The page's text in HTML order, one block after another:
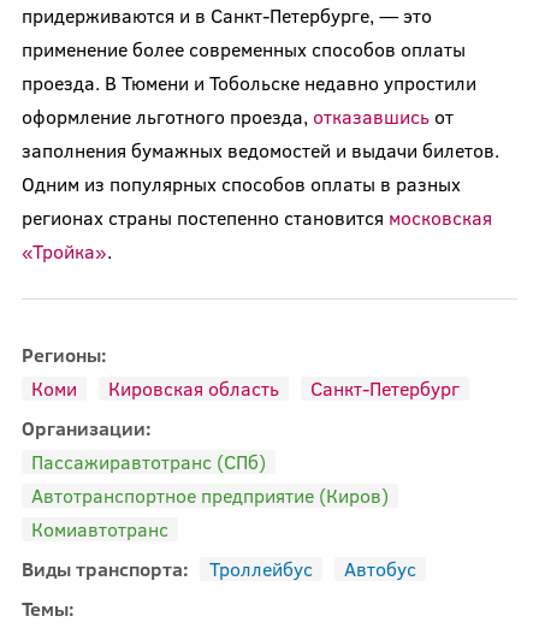
придерживаются и в Санкт-Петербурге, — это
применение более современных способов оплаты
проезда. В Тюмени и Тобольске недавно упростили
оформление льготного проезда, отказавшисьот
заполнения бумажных ведомостей и выдачи билетов.
Одним из популярных способов оплаты в разных
регионах страны постепенно становится московская
«Тройка».
Регионы:
Коми
Кировская область
Санкт-Петербург
Организации:
Пассажиравтотранс (СПб)
Автотранспортное предприятие (Киров)
Комиавтотранс
Виды транспорта:
Троллейбус
Автобус
Темы: